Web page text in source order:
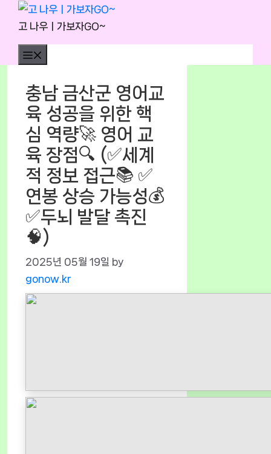
Skip
content
고 나우ㅣ가보자GO~
충남 금산군 영어교
육 성공을 위한 핵
심 역량🚀 영어 교
육 장점🔍 (✅세계
적 정보 접근📚 ✅
연봉 상승 가능성💰
✅두뇌 발달 촉진
🧠)
2025년 05월 19일 by
gonow.kr